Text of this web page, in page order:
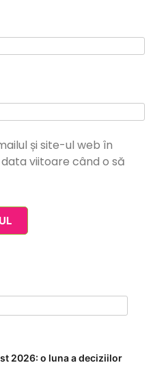
și site-ul web în
viitoare când o să
2026: o luna a deciziilor